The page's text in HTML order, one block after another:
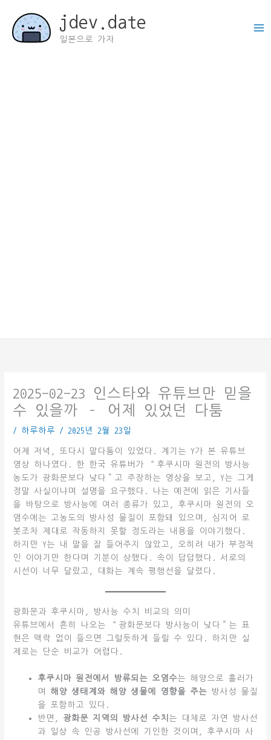
jdev.date
일본으로 가자
2025-02-23 인스타와 유튜브만 믿을
수 있을까 – 어제 있었던 다툼
/ 하루하루 / 2025년 2월 23일
어제 저녁, 또다시 말다툼이 있었다. 계기는 Y가 본 유튜브
영상 하나였다. 한 한국 유튜버가 “후쿠시마 원전의 방사능
농도가 광화문보다 낮다”고 주장하는 영상을 보고, Y는 그게
정말 사실이냐며 설명을 요구했다. 나는 예전에 읽은 기사들
을 바탕으로 방사능에 여러 종류가 있고, 후쿠시마 원전의 오
염수에는 고농도의 방사성 물질이 포함돼 있으며, 심지어 로
봇조차 제대로 작동하지 못할 정도라는 내용을 이야기했다.
하지만 Y는 내 말을 잘 들어주지 않았고, 오히려 내가 부정적
인 이야기만 한다며 기분이 상했다. 속이 답답했다. 서로의
시선이 너무 달랐고, 대화는 계속 평행선을 달렸다.
광화문과 후쿠시마, 방사능 수치 비교의 의미
유튜브에서 흔히 나오는 “광화문보다 방사능이 낮다”는 표
현은 맥락 없이 들으면 그럴듯하게 들릴 수 있다. 하지만 실
제로는 단순 비교가 어렵다.
후쿠시마 원전에서 방류되는 오염수는 해양으로 흘러가
며 해양 생태계와 해양 생물에 영향을 주는 방사성 물질
을 포함하고 있다.
반면, 광화문 지역의 방사선 수치 는 대체로 자연 방사선
과 일상 속 인공 방사선에 기인한 것이며, 후쿠시마 사